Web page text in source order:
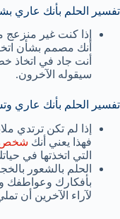
تفسير الحلم بأنك عاري
إذا كنت غير
أنك مصمم بشأن
أنت جاد في
سيقوله الآخرون.
تفسير الحلم بأنك عاري
إذا لم تكن ترتدي
فهذا يعني أنك شخص
التي اتخذتها في
الحلم بالشعور
بأفكارك وعواطفك
لآراء الآخرين أن